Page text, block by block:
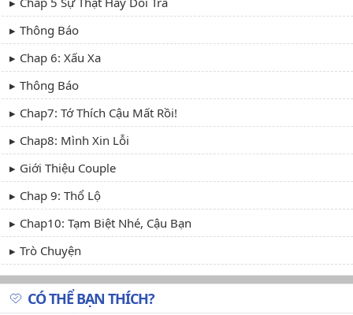
Thông Báo
Chap 6: Xấu Xa
Thông Báo
Chap7: Tớ Thích Cậu Mất Rồi!
Chap8: Mình Xin Lỗi
Giới Thiệu Couple
Chap 9: Thổ Lộ
Chap10: Tạm Biệt Nhé, Cậu Bạn
Trò Chuyện
Lời Chúc
Chap 11: Hội Ngộ
CÓ THỂ BẠN THÍCH?